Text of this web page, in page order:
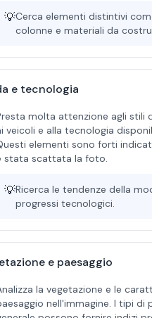
💡Cerca elementi distintivi
colonne e materiali da
e tecnologia
molta attenzione agli stili
veicoli e alla tecnologia
elementi sono forti
stata scattata la foto.
💡Ricerca le tendenze della
progressi tecnologici.
e paesaggio
la vegetazione e le
nell'immagine. I tipi di